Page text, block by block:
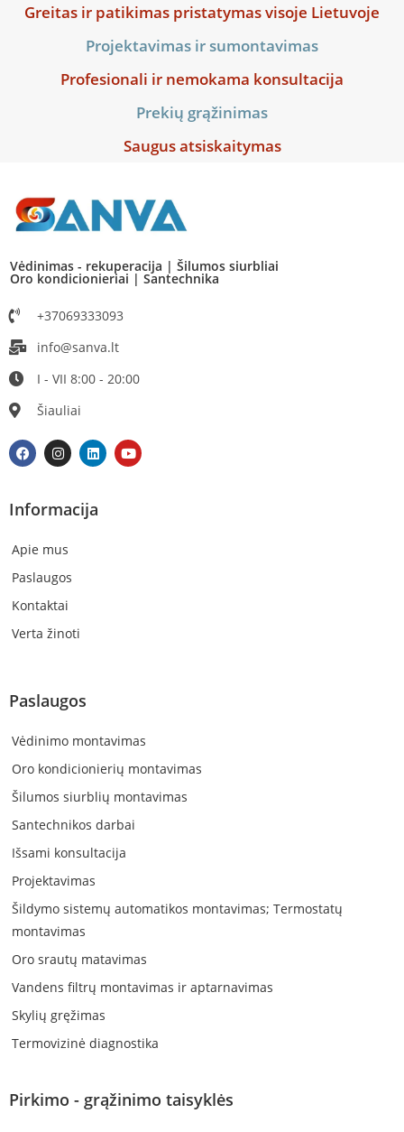
Greitas ir patikimas pristatymas visoje Lietuvoje
Projektavimas ir sumontavimas
Profesionali ir nemokama konsultacija
Prekių grąžinimas
Saugus atsiskaitymas
Vėdinimas - rekuperacija | Šilumos siurbliai
Oro kondicionieriai | Santechnika
+37069333093
info@sanva.lt
I - VII 8:00 - 20:00
Šiauliai
Informacija
Apie mus
Paslaugos
Kontaktai
Verta žinoti
Paslaugos
Vėdinimo montavimas
Oro kondicionierių montavimas
Šilumos siurblių montavimas
Santechnikos darbai
Išsami konsultacija
Projektavimas
Šildymo sistemų automatikos montavimas; Termostatų
montavimas
Oro srautų matavimas
Vandens filtrų montavimas ir aptarnavimas
Skylių gręžimas
Termovizinė diagnostika
Pirkimo - grąžinimo taisyklės